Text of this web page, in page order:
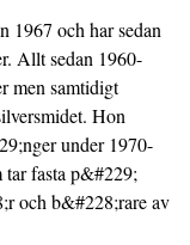
1967 och har sedan
Allt sedan 1960-
men samtidigt
Hon
under 1970-
fasta p&#229;
och b&#228;rare av